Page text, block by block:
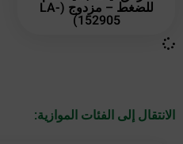
للضغط – مزدوج (LA-
152905)
الانتقال إلى الفئات الموازية: